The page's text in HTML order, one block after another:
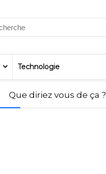
Technologie
Que diriez vous de ça ?